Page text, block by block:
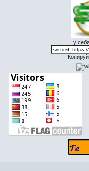
у